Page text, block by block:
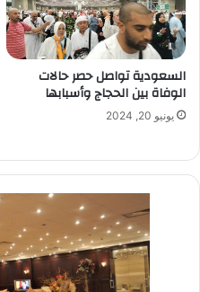
السعودية تواصل حصر حالات
الوفاة بين الحجاج وأسبابها
يونيو 20, 2024